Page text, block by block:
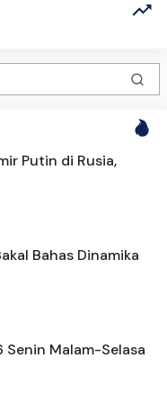
Putin di Rusia,
Bahas Dinamika
Senin Malam-Selasa